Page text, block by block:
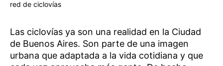
red de ciclovías
Las ciclovías ya son una realidad en la Ciudad
de Buenos Aires. Son parte de una imagen
urbana que adaptada a la vida cotidiana y que